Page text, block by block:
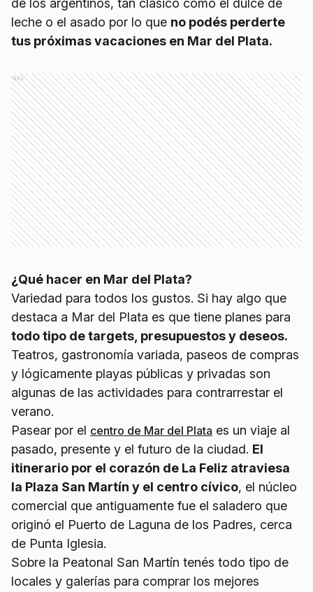
de los argentinos, tan clásico como el dulce de
leche o el asado por lo que no podés perderte
tus próximas vacaciones en Mar del Plata.
Ads
¿Qué hacer en Mar del Plata?
Variedad para todos los gustos. Si hay algo que
destaca a Mar del Plata es que tiene planes para
todo tipo de targets, presupuestos y deseos.
Teatros, gastronomía variada, paseos de compras
y lógicamente playas públicas y privadas son
algunas de las actividades para contrarrestar el
verano.
Pasear por el centro de Mar del Plata es un viaje al
pasado, presente y el futuro de la ciudad. El
itinerario por el corazón de La Feliz atraviesa
la Plaza San Martín y el centro cívico, el núcleo
comercial que antiguamente fue el saladero que
originó el Puerto de Laguna de los Padres, cerca
de Punta Iglesia.
Sobre la Peatonal San Martín tenés todo tipo de
locales y galerías para comprar los mejores